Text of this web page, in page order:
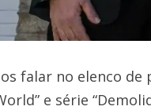
falar no elenco de
e série